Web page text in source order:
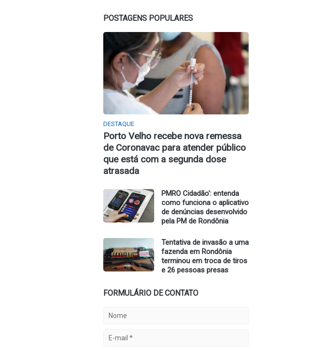
POSTAGENS POPULARES
DESTAQUE
Porto Velho recebe nova remessa
de Coronavac para atender público
que está com a segunda dose
atrasada
PMRO Cidadão': entenda
como funciona o aplicativo
de denúncias desenvolvido
pela PM de Rondônia
Tentativa de invasão a uma
fazenda em Rondônia
terminou em troca de tiros
e 26 pessoas presas
FORMULÁRIO DE CONTATO